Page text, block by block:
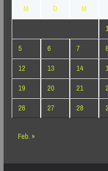
M
D M
5
6 7 8
12
13 14
19
20 21
26
27 28
Feb. »